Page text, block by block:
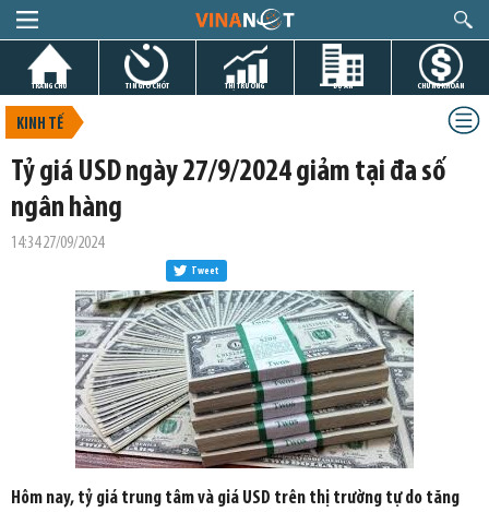
TRANG CHỦ TIN GIỜ CHÓT THỊ TRƯỜNG DỰ ÁN CHỨNG KHOÁN
KINH TẾ
Tỷ giá USD ngày 27/9/2024 giảm tại đa số
ngân hàng
14:34 27/09/2024
Tweet
Hôm nay, tỷ giá trung tâm và giá USD trên thị trường tự do tăng